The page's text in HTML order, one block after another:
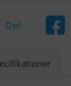
Del